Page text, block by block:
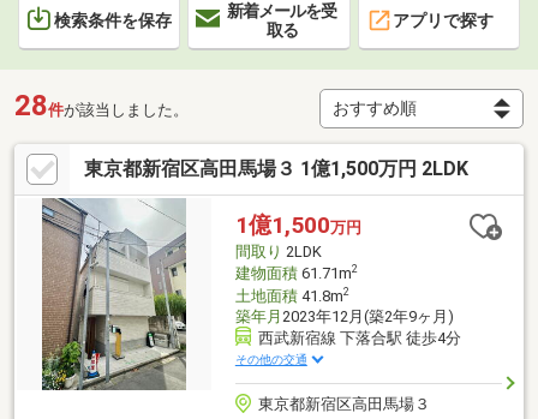
検索条件を保存
新着メールを受
取る
アプリで探す
28件が該当しました。
東京都新宿区高田馬場３ 1億1,500万円 2LDK
1億1,500万円
間取り 2LDK
建物面積61.71m2
土地面積41.8m2
築年月 2023年12月(築2年9ヶ月)
西武新宿線 下落合駅 徒歩4分
その他の交通
東京都新宿区高田馬場３